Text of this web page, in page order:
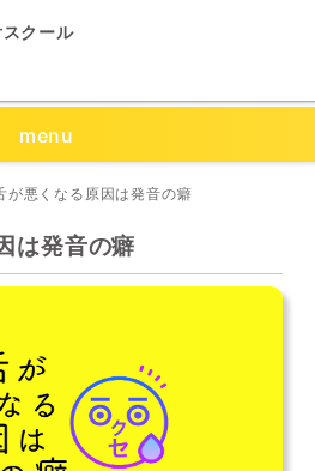
クール
menu
が悪くなる原因は発音の癖
は発音の癖